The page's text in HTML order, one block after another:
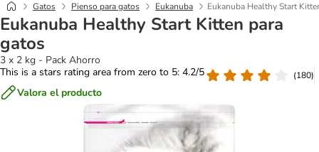
Gatos Pienso para gatos Eukanuba Eukanuba Healthy Start
Eukanuba Healthy Start Kitten para
gatos
3 x 2 kg - Pack Ahorro
This is a stars rating area from zero to 5: 4.2/5
(180)
Valora el producto